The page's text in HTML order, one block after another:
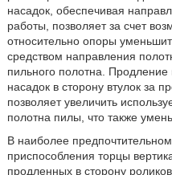
насадок, обеспечивая
работы, позволяет за счет
относительно опоры
средством направления
пильного полотна. Продление
насадок в сторону втулок за
позволяет увеличить
полотна пилы, что также
В наиболее
приспособления торцы
продленных в сторону